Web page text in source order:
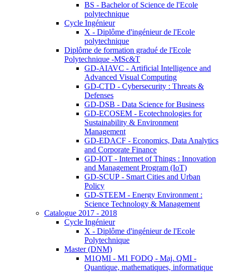
BS - Bachelor of Science de l'Ecole
polytechnique
Cycle Ingénieur
X - Diplôme d'ingénieur de l'Ecole
polytechnique
Diplôme de formation gradué de l'Ecole
Polytechnique -MSc&T
GD-AIAVC - Artificial Intelligence and
Advanced Visual Computing
GD-CTD - Cybersecurity : Threats &
Defenses
GD-DSB - Data Science for Business
GD-ECOSEM - Ecotechnologies for
Sustainability & Environment
Management
GD-EDACF - Economics, Data Analytics
and Corporate Finance
GD-IOT - Internet of Things : Innovation
and Management Program (IoT)
GD-SCUP - Smart Cities and Urban
Policy
GD-STEEM - Energy Environment :
Science Technology & Management
Catalogue 2017 - 2018
Cycle Ingénieur
X - Diplôme d'ingénieur de l'Ecole
Polytechnique
Master (DNM)
M1QMI - M1 FODQ - Maj. QMI -
Quantique, mathematiques, informatique